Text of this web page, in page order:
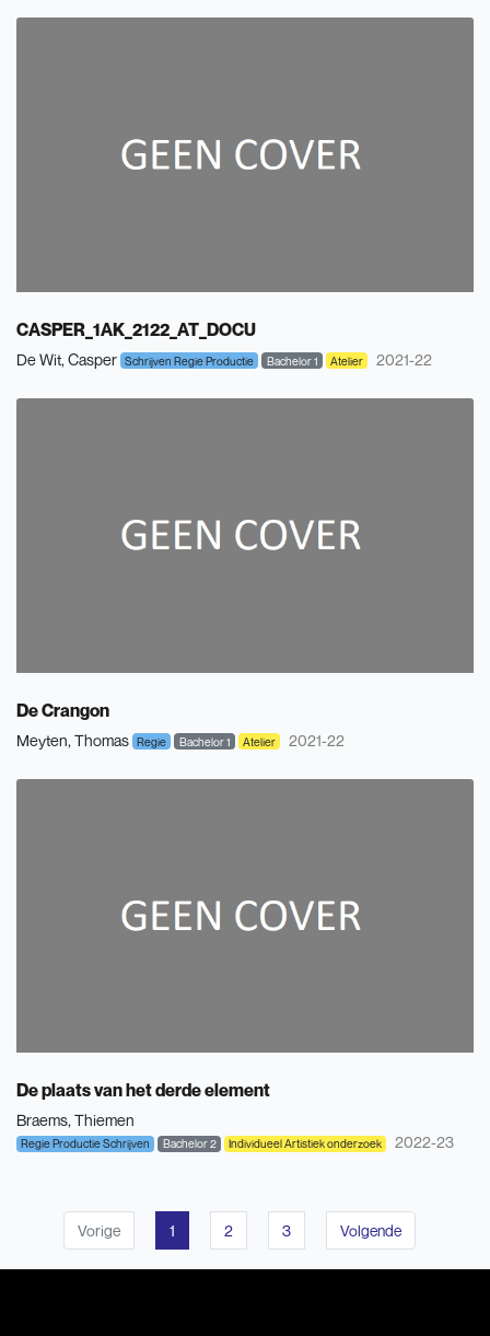
CASPER_1AK_2122_AT_DOCU
De Wit, Casper Schrijven Regie Productie Bachelor 1 Atelier 2021-22
De Crangon
Meyten, Thomas Regie Bachelor 1 Atelier 2021-22
De plaats van het derde element
Braems, Thiemen
Regie Productie Schrijven Bachelor 2 Individueel Artistiek onderzoek 2022-23
Vorige 1 2 3 Volgende